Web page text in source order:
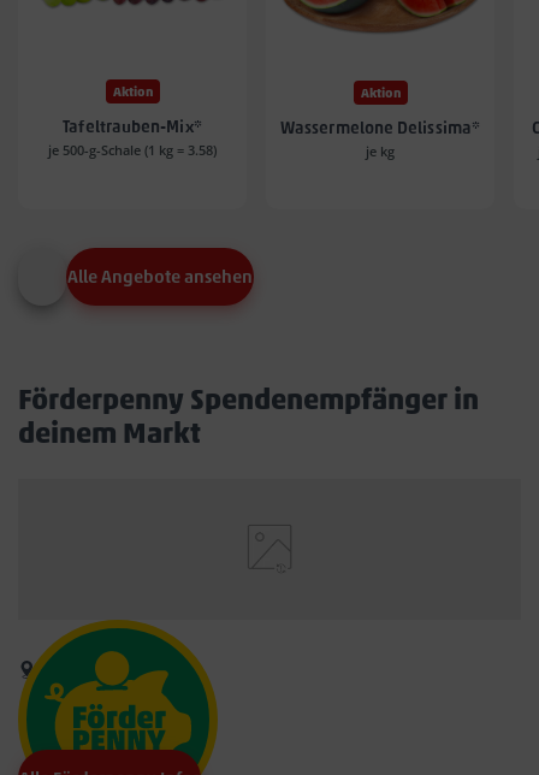
Aktion
Tafeltrauben-Mix*
je 500-g-Schale (1 kg = 3.58)
Aktion
Wassermelone Delissima*
je kg
Alle Angebote ansehen
Förderpenny Spendenempfänger in
deinem Markt